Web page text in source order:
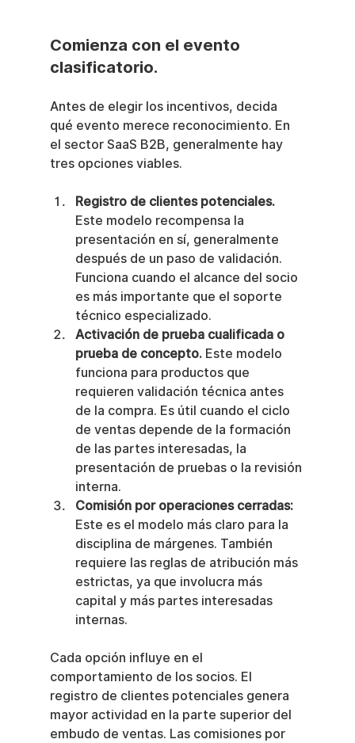
Comienza con el evento
clasificatorio.
Antes de elegir los incentivos, decida
qué evento merece reconocimiento. En
el sector SaaS B2B, generalmente hay
tres opciones viables.
Registro de clientes potenciales.
Este modelo recompensa la
presentación en sí, generalmente
después de un paso de validación.
Funciona cuando el alcance del socio
es más importante que el soporte
técnico especializado.
Activación de prueba cualificada o
prueba de concepto. Este modelo
funciona para productos que
requieren validación técnica antes
de la compra. Es útil cuando el ciclo
de ventas depende de la formación
de las partes interesadas, la
presentación de pruebas o la revisión
interna.
Comisión por operaciones cerradas:
Este es el modelo más claro para la
disciplina de márgenes. También
requiere las reglas de atribución más
estrictas, ya que involucra más
capital y más partes interesadas
internas.
Cada opción influye en el
comportamiento de los socios. El
registro de clientes potenciales genera
mayor actividad en la parte superior del
embudo de ventas. Las comisiones por